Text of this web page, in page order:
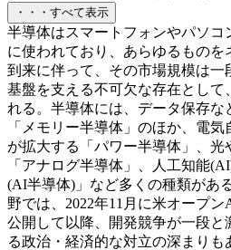
・・・すべて表示
半導体はスマートフォンやパソ
に使われており、あらゆるもの
到来に伴って、その市場規模は
基盤を支える不可欠な存在として
れる。半導体には、データ保存な
「メモリー半導体」のほか、電
が拡大する「パワー半導体」、光
「アナログ半導体」、人工知能
(AI半導体)」など多くの種類があ
野では、2022年11月に米オープ
公開して以降、開発競争が一段と
る政治・経済的な対立の深まり